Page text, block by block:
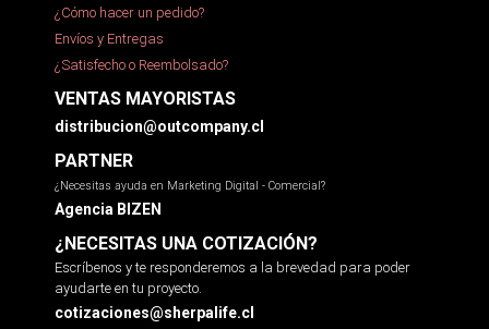
¿Cómo hacer un pedido?
Envíos y Entregas
¿Satisfecho o Reembolsado?
VENTAS MAYORISTAS
distribucion@outcompany.cl
PARTNER
¿Necesitas ayuda en Marketing Digital - Comercial?
Agencia BIZEN
¿NECESITAS UNA COTIZACIÓN?
Escríbenos y te responderemos a la brevedad para poder
ayudarte en tu proyecto.
cotizaciones@sherpalife.cl